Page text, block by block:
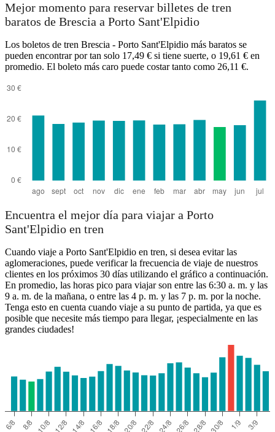
Porto Sant'Elpidio
Mejor momento para reservar billetes de tren
baratos de Brescia a Porto Sant'Elpidio
Los boletos de tren Brescia - Porto Sant'Elpidio más baratos se
pueden encontrar por tan solo 17,49 € si tiene suerte, o 19,61 € en
promedio. El boleto más caro puede costar tanto como 26,11 €.
Encuentra el mejor día para viajar a Porto
Sant'Elpidio en tren
Cuando viaje a Porto Sant'Elpidio en tren, si desea evitar las
aglomeraciones, puede verificar la frecuencia de viaje de nuestros
clientes en los próximos 30 días utilizando el gráfico a continuación.
En promedio, las horas pico para viajar son entre las 6:30 a. m. y las
9 a. m. de la mañana, o entre las 4 p. m. y las 7 p. m. por la noche.
Tenga esto en cuenta cuando viaje a su punto de partida, ya que es
posible que necesite más tiempo para llegar, ¡especialmente en las
grandes ciudades!